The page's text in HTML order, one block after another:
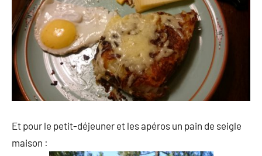
Et pour le petit-déjeuner et les apéros un pain de seigle
maison :